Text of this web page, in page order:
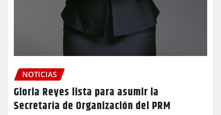
NOTICIAS
Gloria Reyes lista para asumir la
Secretaría de Organización del PRM